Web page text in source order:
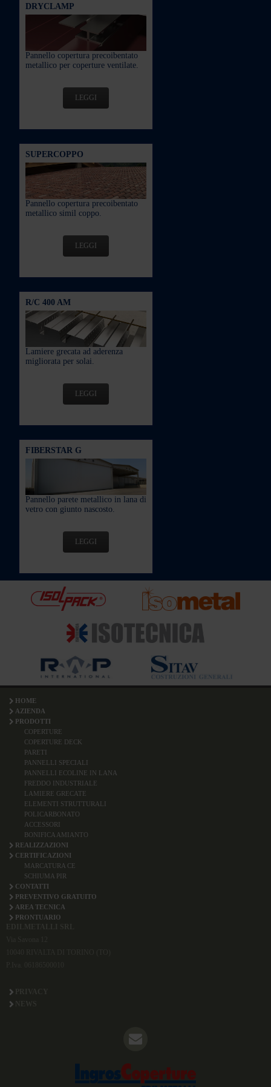
DRYCLAMP
Pannello copertura precoibentato
metallico per coperture ventilate.
LEGGI
SUPERCOPPO
Pannello copertura precoibentato
metallico simil coppo.
LEGGI
R/C 400 AM
Lamiere grecata ad aderenza
migliorata per solai.
LEGGI
FIBERSTAR G
Pannello parete metallico in lana di
vetro con giunto nascosto.
LEGGI
HOME
AZIENDA
PRODOTTI
COPERTURE
COPERTURE DECK
PARETI
PANNELLI SPECIALI
PANNELLI ECOLINE IN LANA
FREDDO INDUSTRIALE
LAMIERE GRECATE
ELEMENTI STRUTTURALI
POLICARBONATO
ACCESSORI
BONIFICA AMIANTO
REALIZZAZIONI
CERTIFICAZIONI
MARCATURA CE
SCHIUMA PIR
CONTATTI
PREVENTIVO GRATUITO
AREA TECNICA
PRONTUARIO